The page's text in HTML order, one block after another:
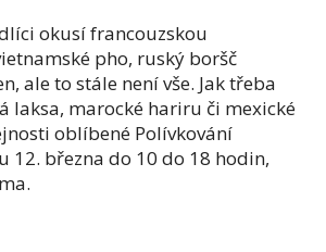
okusí francouzskou
pho, ruský boršč
ale to stále není vše. Jak třeba
laksa, marocké hariru či mexické
oblíbené Polívkování
12. března do 10 do 18 hodin,